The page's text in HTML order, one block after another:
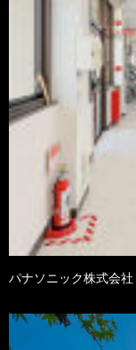
パナソニック株式会